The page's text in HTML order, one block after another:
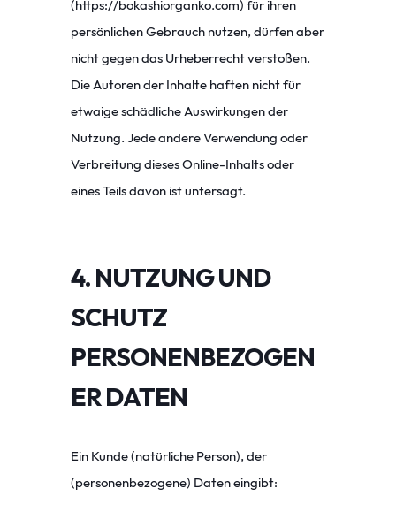
(https://bokashiorganko.com) für ihren
persönlichen Gebrauch nutzen, dürfen aber
nicht gegen das Urheberrecht verstoßen.
Die Autoren der Inhalte haften nicht für
etwaige schädliche Auswirkungen der
Nutzung. Jede andere Verwendung oder
Verbreitung dieses Online-Inhalts oder
eines Teils davon ist untersagt.
4. NUTZUNG UND
SCHUTZ
PERSONENBEZOGEN
ER DATEN
Ein Kunde (natürliche Person), der
(personenbezogene) Daten eingibt: